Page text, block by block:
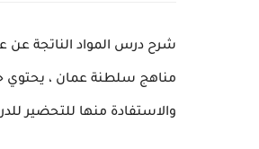
شرح درس المواد الناتجة عن
والاستفادة منها للتحضير